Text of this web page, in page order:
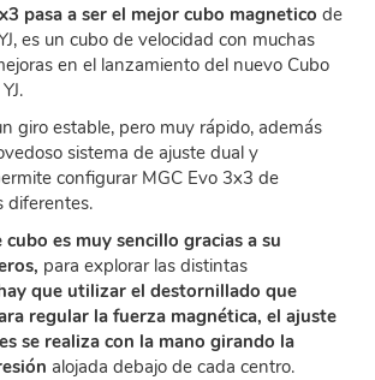
pasa a ser el mejor cubo magnetico de
es un cubo de velocidad con muchas
en el lanzamiento del nuevo Cubo
giro estable, pero muy rápido, además
sistema de ajuste dual y
configurar MGC Evo 3x3 de
diferentes.
cubo es muy sencillo gracias a su
para explorar las distintas
que utilizar el destornillado que
regular la fuerza magnética, el ajuste
se realiza con la mano girando la
alojada debajo de cada centro.